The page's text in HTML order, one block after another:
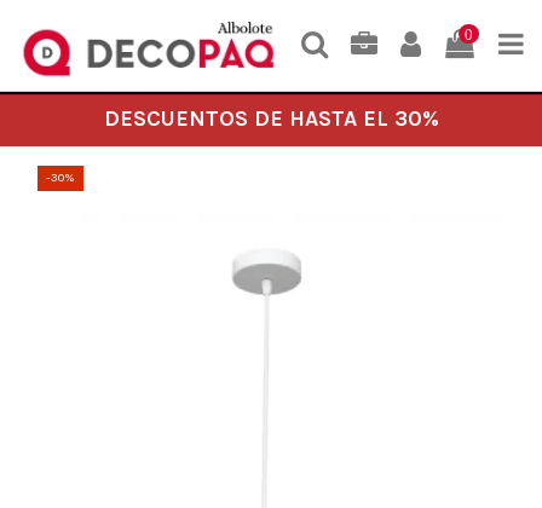
0
DESCUENTOS DE HASTA EL 30%
-30%